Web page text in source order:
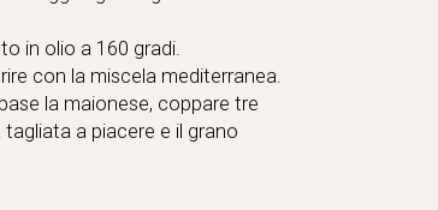
in olio a 160 gradi.
con la miscela mediterranea.
la maionese, coppare tre
a piacere e il grano